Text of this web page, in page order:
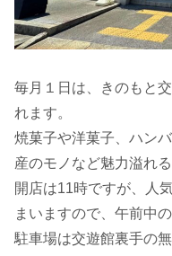
毎月１日は、きのもと
れます。
焼菓子や洋菓子、ハン
産のモノなど魅力溢れ
開店は11時ですが、人
まいますので、午前中
駐車場は交遊館裏手の